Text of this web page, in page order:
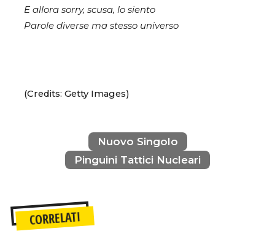
E allora sorry, scusa, lo siento
Parole diverse ma stesso universo
(Credits: Getty Images)
Nuovo Singolo
Pinguini Tattici Nucleari
CORRELATI